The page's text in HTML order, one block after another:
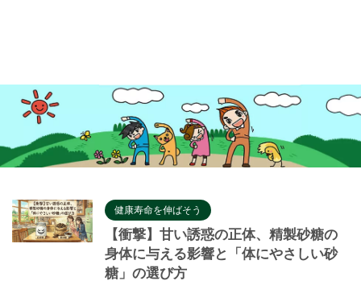
健康寿命を伸ばそう
【衝撃】甘い誘惑の正体、精製砂糖の
身体に与える影響と「体にやさしい砂
糖」の選び方